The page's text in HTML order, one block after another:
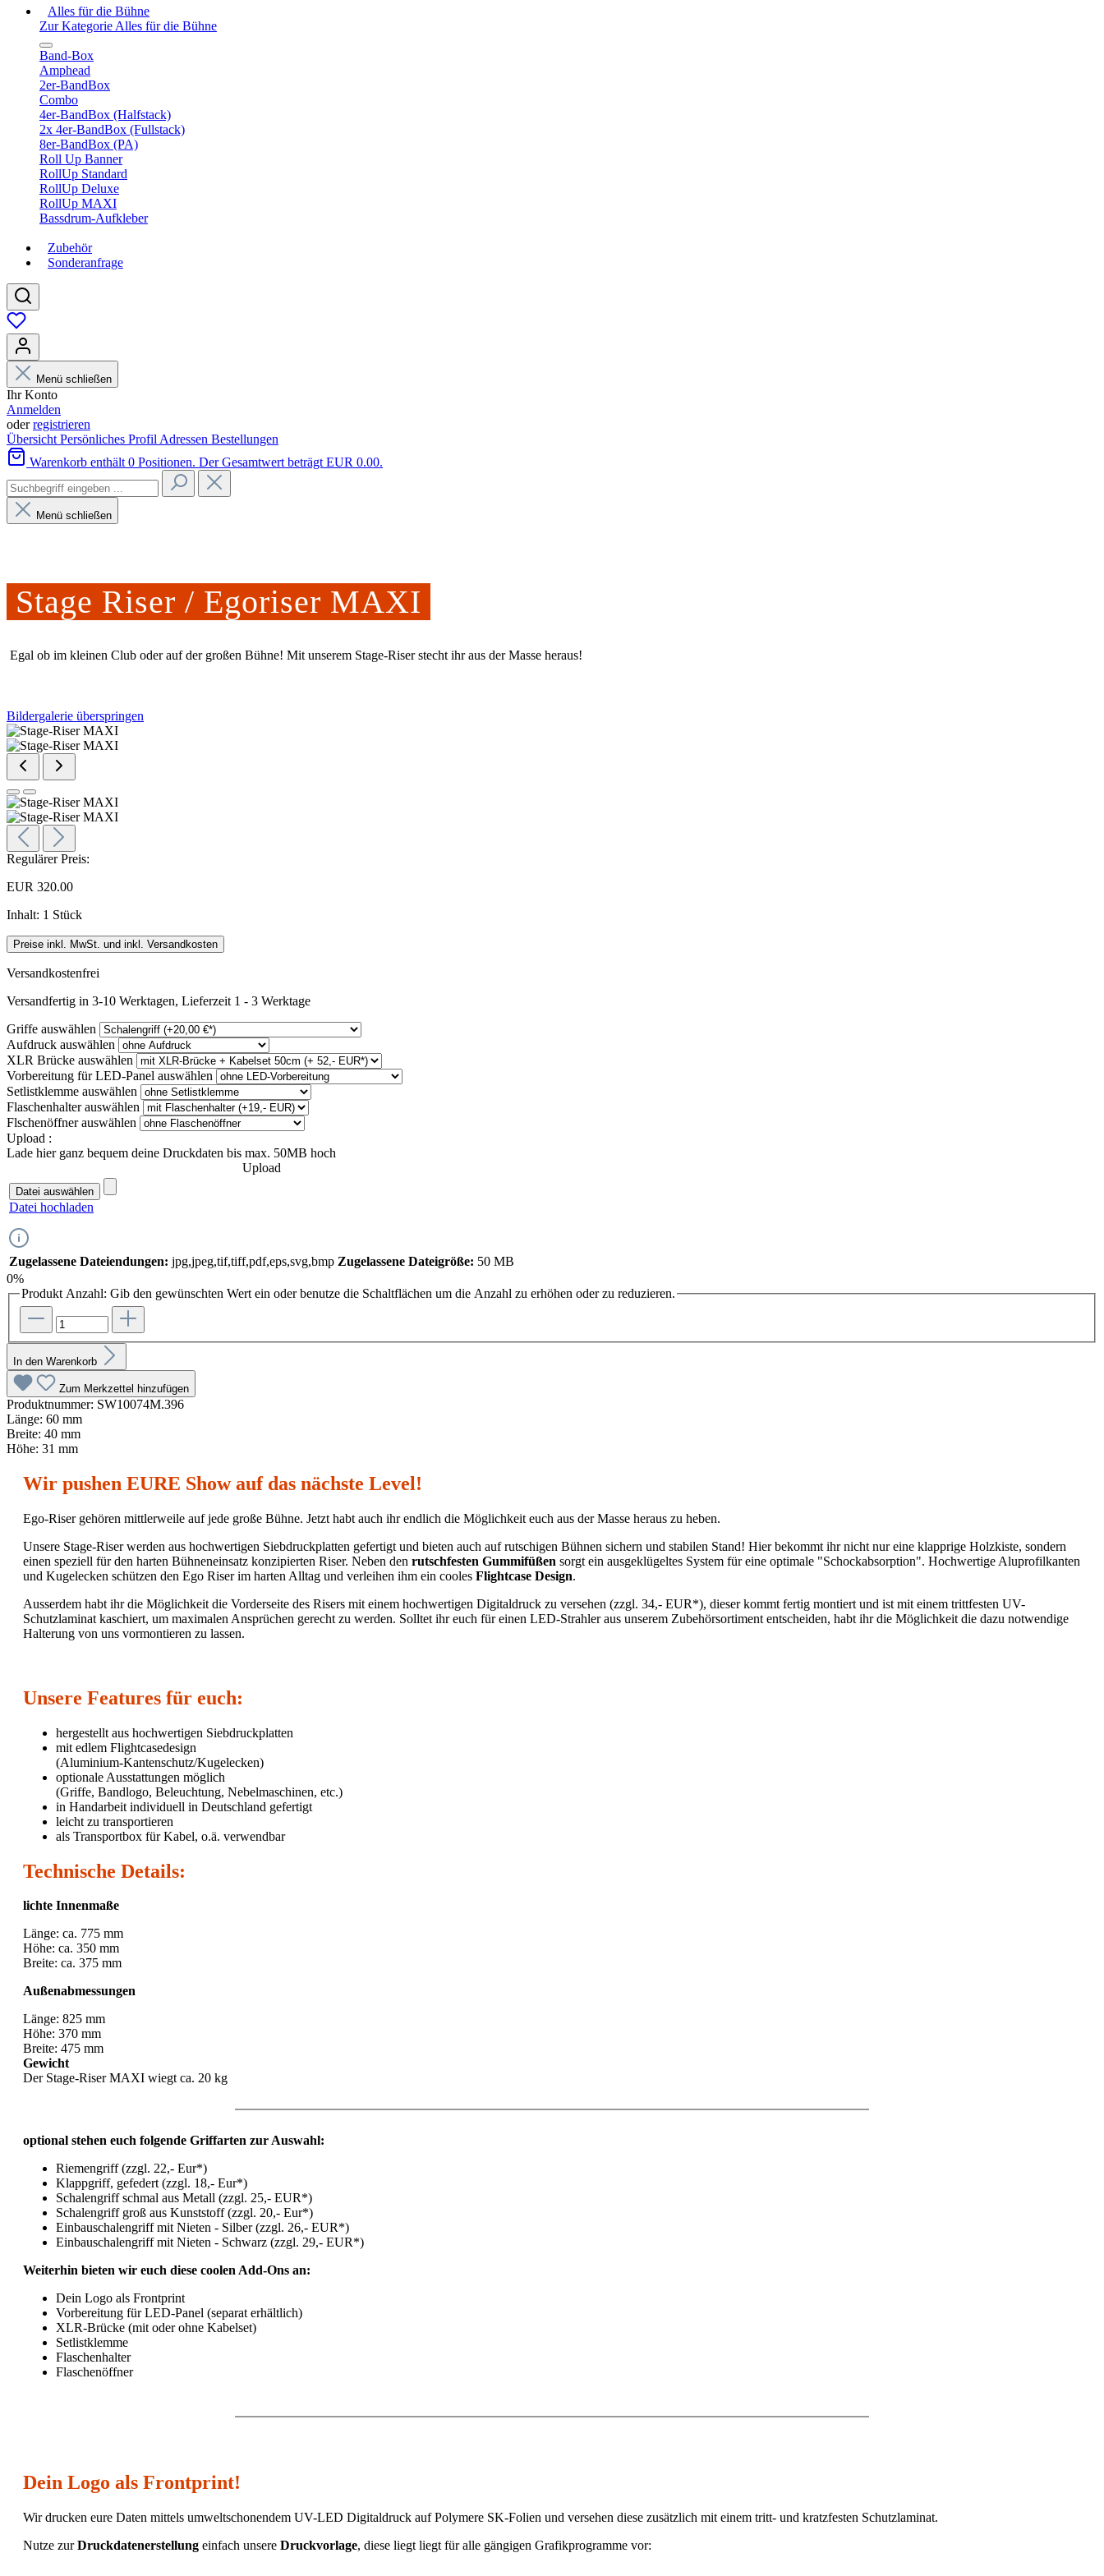
Alles für die Bühne
Zur Kategorie Alles für die Bühne
Band-Box
Amphead
2er-BandBox
Combo
4er-BandBox (Halfstack)
2x 4er-BandBox (Fullstack)
8er-BandBox (PA)
Roll Up Banner
RollUp Standard
RollUp Deluxe
RollUp MAXI
Bassdrum-Aufkleber
Zubehör
Sonderanfrage
Menü schließen
Ihr Konto
Anmelden
oderregistrieren
Übersicht Persönliches Profil Adressen Bestellungen
Warenkorb enthält 0 Positionen. Der Gesamtwert beträgt EUR 0.00.
Menü schließen
Stage Riser / Egoriser MAXI
Egal ob im kleinen Club oder auf der großen Bühne! Mit unserem Stage-Riser stecht ihr aus der Masse heraus!
Bildergalerie überspringen
Regulärer Preis:
EUR 320.00
Inhalt: 1 Stück
Preise inkl. MwSt. und inkl. Versandkosten
Versandkostenfrei
Versandfertig in 3-10 Werktagen, Lieferzeit 1 - 3 Werktage
Griffe auswählen
Aufdruck auswählen
XLR Brücke auswählen
Vorbereitung für LED-Panel auswählen
Setlistklemme auswählen
Flaschenhalterauswählen
Flschenöffnerauswählen
Upload :
Lade hier ganz bequem deine Druckdaten bis max. 50MB hoch
Upload
Datei auswählen
Datei hochladen
Zugelassene Dateiendungen: jpg,jpeg,tif,tiff,pdf,eps,svg,bmp Zugelassene Dateigröße: 50 MB
0%
Produkt Anzahl: Gib den gewünschten Wert ein oder benutze die Schaltflächen um die Anzahl zu erhöhen oder zu reduzieren.
In den Warenkorb
Zum Merkzettel hinzufügen
Produktnummer: SW10074M.396
Länge: 60 mm
Breite: 40 mm
Höhe: 31 mm
Wir pushen EURE Show auf das nächste Level!
Ego-Riser gehören mittlerweile auf jede große Bühne. Jetzt habt auch ihr endlich die Möglichkeit euch aus der Masse heraus zu heben.
Unsere Stage-Riser werden aus hochwertigen Siebdruckplatten gefertigt und bieten auch auf rutschigen Bühnen sichern und stabilen Stand! Hier bekommt ihr nicht nur eine klapprige Holzkiste, sondern
einen speziell für den harten Bühneneinsatz konzipierten Riser. Neben den rutschfesten Gummifüßen sorgt ein ausgeklügeltes System für eine optimale "Schockabsorption". Hochwertige Aluprofilkanten
und Kugelecken schützen den Ego Riser im harten Alltag und verleihen ihm ein cooles Flightcase Design.
Ausserdem habt ihr die Möglichkeit die Vorderseite des Risers mit einem hochwertigen Digitaldruck zu versehen (zzgl. 34,- EUR*), dieser kommt fertig montiert und ist mit einem trittfesten UV-
Schutzlaminat kaschiert, um maximalen Ansprüchen gerecht zu werden. Solltet ihr euch für einen LED-Strahler aus unserem Zubehörsortiment entscheiden, habt ihr die Möglichkeit die dazu notwendige
Halterung von uns vormontieren zu lassen.
Unsere Features für euch:
hergestellt aus hochwertigen Siebdruckplatten
mit edlem Flightcasedesign
(Aluminium-Kantenschutz/Kugelecken)
optionale Ausstattungen möglich
(Griffe, Bandlogo, Beleuchtung, Nebelmaschinen, etc.)
in Handarbeit individuell in Deutschland gefertigt
leicht zu transportieren
als Transportbox für Kabel, o.ä. verwendbar
Technische Details:
lichte Innenmaße
Länge: ca. 775 mm
Höhe: ca. 350 mm
Breite: ca. 375 mm
Außenabmessungen
Länge: 825 mm
Höhe: 370 mm
Breite: 475 mm
Gewicht
Der Stage-Riser MAXI wiegt ca. 20 kg
optional stehen euch folgende Griffarten zur Auswahl:
Riemengriff (zzgl. 22,- Eur*)
Klappgriff, gefedert (zzgl. 18,- Eur*)
Schalengriff schmal aus Metall (zzgl. 25,- EUR*)
Schalengriff groß aus Kunststoff (zzgl. 20,- Eur*)
Einbauschalengriff mit Nieten - Silber (zzgl. 26,- EUR*)
Einbauschalengriff mit Nieten - Schwarz (zzgl. 29,- EUR*)
Weiterhin bieten wir euch diese coolen Add-Ons an:
Dein Logo als Frontprint
Vorbereitung für LED-Panel (separat erhältlich)
XLR-Brücke (mit oder ohne Kabelset)
Setlistklemme
Flaschenhalter
Flaschenöffner
Dein Logo als Frontprint!
Wir drucken eure Daten mittels umweltschonendem UV-LED Digitaldruck auf Polymere SK-Folien und versehen diese zusätzlich mit einem tritt- und kratzfesten Schutzlaminat.
Nutze zurDruckdatenerstellung einfach unsere Druckvorlage, diese liegt liegt für alle gängigen Grafikprogramme vor: